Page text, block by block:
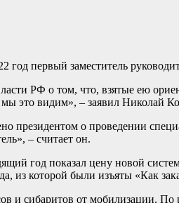
год первый заместитель
РФ о том, что, взятые ею
это видим», – заявил Николай
президентом о проведении
– считает он.
год показал цену новой
из которой были изъяты «Как
и сибаритов от мобилизации.